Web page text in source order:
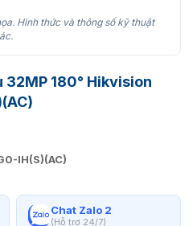
Hình thức và thông số kỹ thuật
32MP 180° Hikvision
IH(S)(AC)
Chat Zalo 2
(Hỗ trợ 24/7)